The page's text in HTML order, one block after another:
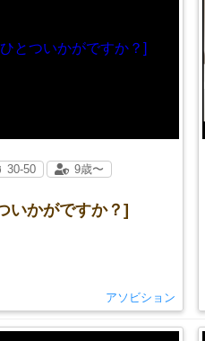
いかがですか？]
30-50 9歳〜
アソビション